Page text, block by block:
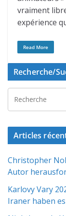
vraiment
expérience
Read More
Recherche/
Articles
Christopher
Autor
Karlovy Vary
Iraner haben